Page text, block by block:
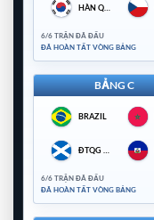
HÀN QUỐC
6/6 TRẬN ĐÃ ĐẤU
ĐÃ HOÀN TẤT VÒNG BẢNG
BẢNG C
BRAZIL
ĐTQG SCOTLAND
6/6 TRẬN ĐÃ ĐẤU
ĐÃ HOÀN TẤT VÒNG BẢNG